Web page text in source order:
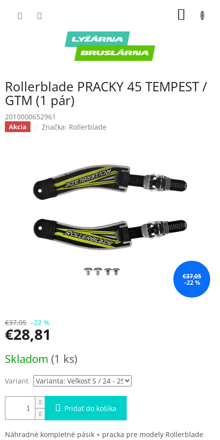
Rollerblade PRACKY 45 TEMPEST /
GTM (1 pár)
2010000652961
Akcia Značka: Rollerblade
€37,05
–22 %
€37,05 –22 %
€28,81
cena:
Skladom (1 ks)
Variant
Pridať do košíka
Náhradné kompletné pásik + pracka pre modely Rollerblade